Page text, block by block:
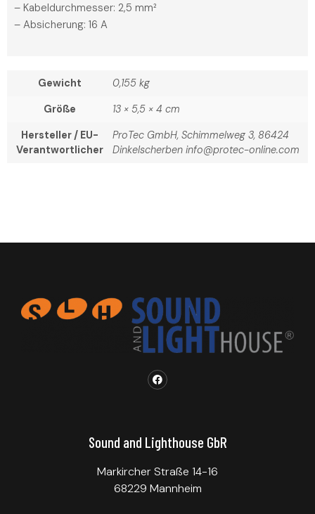
– Kabeldurchmesser: 2,5 mm²
– Absicherung: 16 A
Gewicht 0,155 kg
Größe 13 × 5,5 × 4 cm
Hersteller / EU-
Verantwortlicher
ProTec GmbH, Schimmelweg 3, 86424
Dinkelscherben info@protec-online.com
Sound and Lighthouse GbR
Markircher Straße 14-16
68229 Mannheim